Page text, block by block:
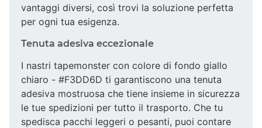
vantaggi diversi, così trovi la soluzione perfetta
per ogni tua esigenza.
Tenuta adesiva eccezionale
I nastri tapemonster con colore di fondo giallo
chiaro - #F3DD6D ti garantiscono una tenuta
adesiva mostruosa che tiene insieme in sicurezza
le tue spedizioni per tutto il trasporto. Che tu
spedisca pacchi leggeri o pesanti, puoi contare